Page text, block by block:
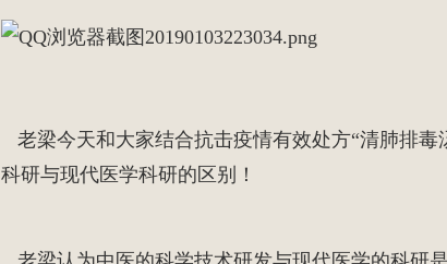
老梁今天和大家结合抗击疫情有效处方“清肺排毒
科研与现代医学科研的区别！